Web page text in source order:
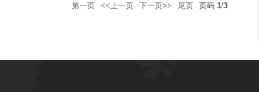
第一页 <<上一页 下一页>> 尾页 页码 1/3